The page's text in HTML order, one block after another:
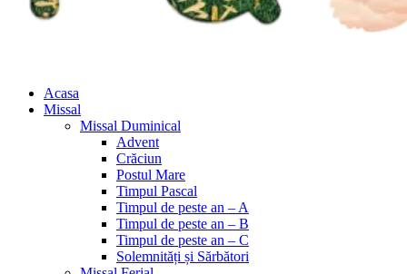
Acasa
Missal
Missal Duminical
Advent
Crăciun
Postul Mare
Timpul Pascal
Timpul de peste an – A
Timpul de peste an – B
Timpul de peste an – C
Solemnități și Sărbători